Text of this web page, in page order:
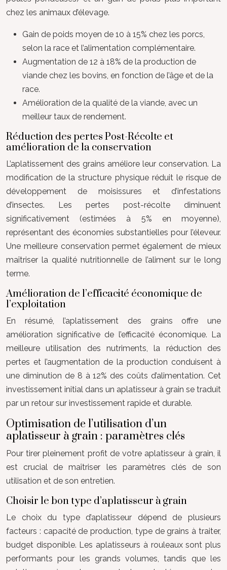
chez les animaux d’élevage.
Gain de poids moyen de 10 à 15% chez les porcs,
selon la race et l’alimentation complémentaire.
Augmentation de 12 à 18% de la production de
viande chez les bovins, en fonction de l’âge et de la
race.
Amélioration de la qualité de la viande, avec un
meilleur taux de rendement.
Réduction des pertes Post-Récolte et
amélioration de la conservation
L’aplatissement des grains améliore leur conservation. La
modification de la structure physique réduit le risque de
développement de moisissures et d’infestations
d’insectes. Les pertes post-récolte diminuent
significativement (estimées à 5% en moyenne),
représentant des économies substantielles pour l’éleveur.
Une meilleure conservation permet également de mieux
maîtriser la qualité nutritionnelle de l’aliment sur le long
terme.
Amélioration de l’efficacité économique de
l’exploitation
En résumé, l’aplatissement des grains offre une
amélioration significative de l’efficacité économique. La
meilleure utilisation des nutriments, la réduction des
pertes et l’augmentation de la production conduisent à
une diminution de 8 à 12% des coûts d’alimentation. Cet
investissement initial dans un aplatisseur à grain se traduit
par un retour sur investissement rapide et durable.
Optimisation de l’utilisation d’un
aplatisseur à grain : paramètres clés
Pour tirer pleinement profit de votre aplatisseur à grain, il
est crucial de maîtriser les paramètres clés de son
utilisation et de son entretien.
Choisir le bon type d’aplatisseur à grain
Le choix du type d’aplatisseur dépend de plusieurs
facteurs : capacité de production, type de grains à traiter,
budget disponible. Les aplatisseurs à rouleaux sont plus
performants pour les grands volumes, tandis que les